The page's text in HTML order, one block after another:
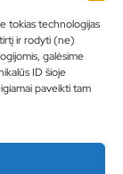
tokias technologijas
ir rodyti (ne)
galėsime
ID šioje
paveikti tam